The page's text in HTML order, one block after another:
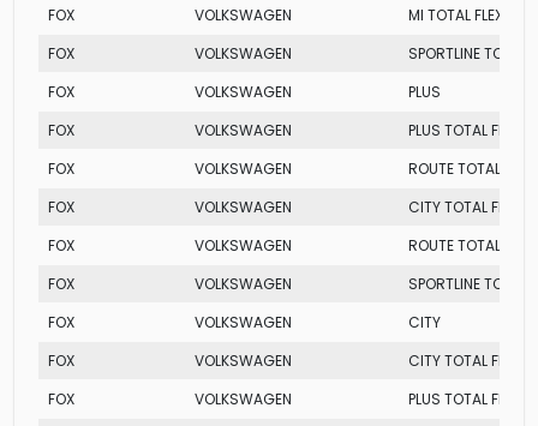
FOX
VOLKSWAGEN
MI TOTAL FLEX
FOX
VOLKSWAGEN
SPORTLINE TOTAL
FOX
VOLKSWAGEN
PLUS
FOX
VOLKSWAGEN
PLUS TOTAL FLEX
FOX
VOLKSWAGEN
ROUTE TOTAL FLEX
FOX
VOLKSWAGEN
CITY TOTAL FLEX
FOX
VOLKSWAGEN
ROUTE TOTAL FLEX
FOX
VOLKSWAGEN
SPORTLINE TOTAL
FOX
VOLKSWAGEN
CITY
FOX
VOLKSWAGEN
CITY TOTAL FLEX
FOX
VOLKSWAGEN
PLUS TOTAL FLEX